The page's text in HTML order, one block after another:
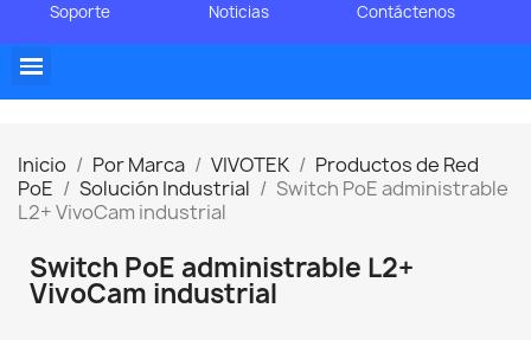
Soporte Noticias Contáctenos
Inicio Por Marca VIVOTEK
Productos de Red
PoE
Solución Industrial
Switch PoE administrable
L2+ VivoCam industrial
Switch PoE administrable L2+
VivoCam industrial